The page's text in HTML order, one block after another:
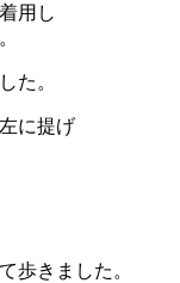
用し
た。
に提げ
歩きました。